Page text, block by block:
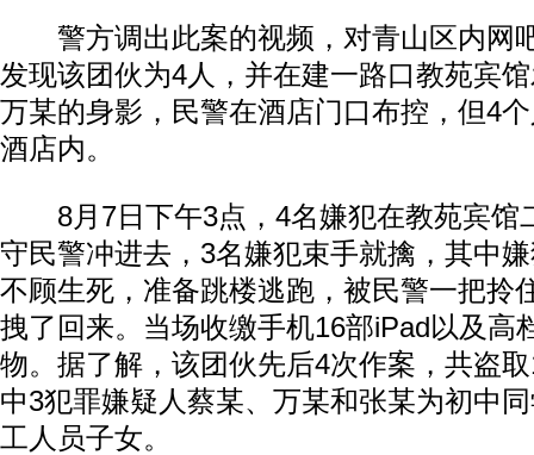
警方调出此案的视频，对青山区内网
发现该团伙为4人，并在建一路口教苑宾
万某的身影，民警在酒店门口布控，但4
酒店内。
8月7日下午3点，4名嫌犯在教苑宾馆
守民警冲进去，3名嫌犯束手就擒，其中
不顾生死，准备跳楼逃跑，被民警一把拎
拽了回来。当场收缴手机16部iPad以及高
物。据了解，该团伙先后4次作案，共盗
中3犯罪嫌疑人蔡某、万某和张某为初中
工人员子女。